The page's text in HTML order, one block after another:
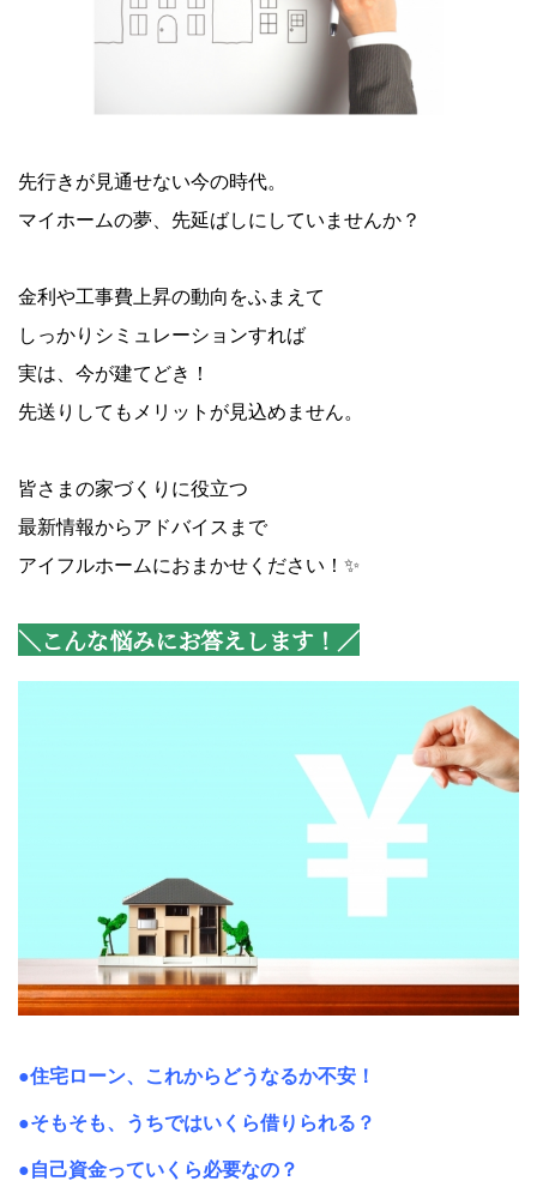
先行きが見通せない今の時代。
マイホームの夢、先延ばしにしていませんか？
金利や工事費上昇の動向をふまえて
しっかりシミュレーションすれば
実は、今が建てどき！
先送りしてもメリットが見込めません。
皆さまの家づくりに役立つ
最新情報からアドバイスまで
アイフルホームにおまかせください！✨
＼こんな悩みにお答えします！／
●住宅ローン、これからどうなるか不安！
●そもそも、うちではいくら借りられる？
●自己資金っていくら必要なの？